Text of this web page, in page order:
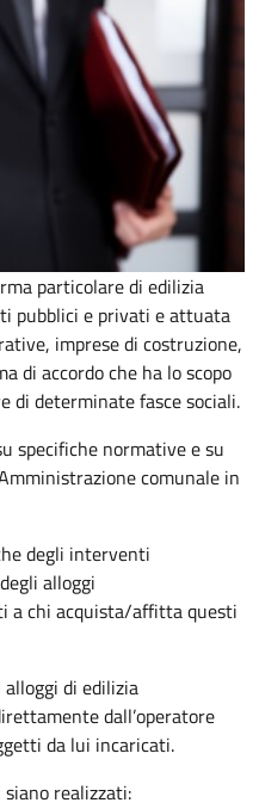
particolare di edilizia
pubblici e privati e attuata
imprese di costruzione,
di accordo che ha lo scopo
di determinate fasce sociali.
specifiche normative e su
comunale in
degli interventi
alloggi
a chi acquista/affitta questi
alloggi di edilizia
dall’operatore
da lui incaricati.
siano realizzati: